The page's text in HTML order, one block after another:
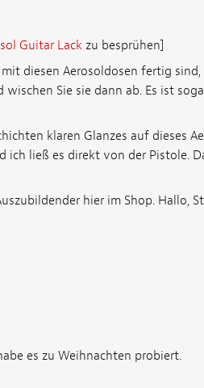
Guitar Lack zu besprühen]
diesen Aerosoldosen fertig
Sie sie dann ab. Es ist
klaren Glanzes auf dieses
ich ließ es direkt von der Pistole.
hier im Shop. Hallo,
es zu Weihnachten probiert.